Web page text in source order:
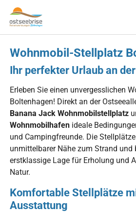
Skip to main navigation
Zum Hauptinhalt springen
Skip to page footer
Wohnmobil-Stellplatz
Ihr perfekter Urlaub an
Erleben Sie einen unvergesslichen
Boltenhagen! Direkt an der
Banana Jack Wohnmobilstellplatz
Wohnmobilhafen ideale
und Campingfreunde. Die
unmittelbarer Nähe zum Strand und
erstklassige Lage für Erholung und
Natur.
Komfortable Stellplätze
Ausstattung